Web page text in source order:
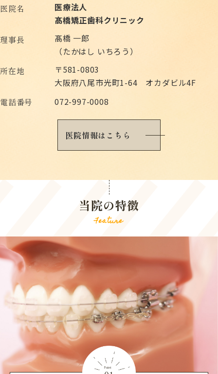
医院名
医療法人
髙橋矯正歯科クリニック
理事長
髙橋 一郎
（たかはし いちろう）
所在地
〒581-0803
大阪府八尾市光町1-64 オカダビル4F
電話番号
072-997-0008
医院情報はこちら
当院の特徴
Feature